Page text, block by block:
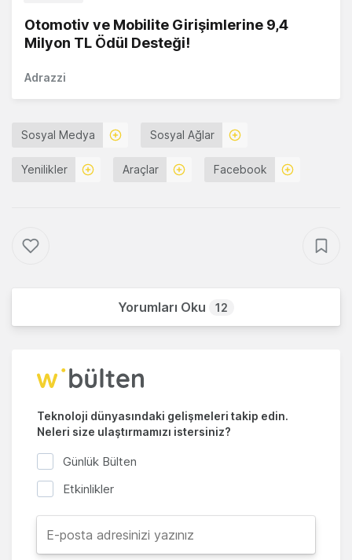
Otomotiv ve Mobilite Girişimlerine 9,4
Milyon TL Ödül Desteği!
Adrazzi
Sosyal Medya Sosyal Ağlar
Yenilikler Araçlar Facebook
Yorumları Oku 12
Teknoloji dünyasındaki gelişmeleri takip edin.
Neleri size ulaştırmamızı istersiniz?
Günlük Bülten
Etkinlikler